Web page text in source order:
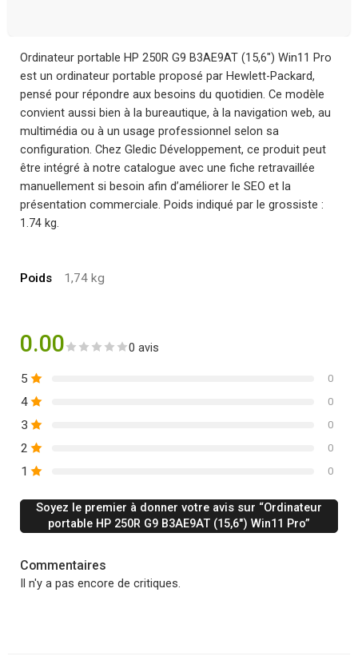
Ordinateur portable HP 250R G9 B3AE9AT (15,6″) Win11 Pro
est un ordinateur portable proposé par Hewlett-Packard,
pensé pour répondre aux besoins du quotidien. Ce modèle
convient aussi bien à la bureautique, à la navigation web, au
multimédia ou à un usage professionnel selon sa
configuration. Chez Gledic Développement, ce produit peut
être intégré à notre catalogue avec une fiche retravaillée
manuellement si besoin afin d’améliorer le SEO et la
présentation commerciale. Poids indiqué par le grossiste :
1.74 kg.
Poids 1,74 kg
0.00 0 avis
5 0
4 0
3 0
2 0
1 0
Soyez le premier à donner votre avis sur “Ordinateur
portable HP 250R G9 B3AE9AT (15,6″) Win11 Pro”
Commentaires
Il n'y a pas encore de critiques.